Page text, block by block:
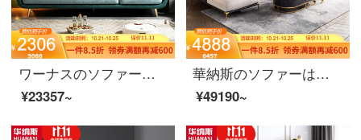
ワーナスのソファーの小型ソファーの後、現代の小型ソファーの綿毛の布芸ソファーセット【緑】の三人です。
¥23357~
華納斯のソファーは軽奢な布芸ソファーの客間の科学技術布の角を回転して貴妃の位の真皮のソファーネットの赤い金のins風の小さい部屋型の単に手すりの2人の位+手すりのシングルの位がない+左の貴妃の位の雅青(ナノテクノロジーの皮)
¥49190~